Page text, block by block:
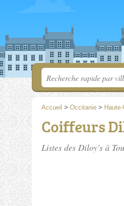
Accueil > Occitanie >
Coiffeurs
Listes des Diloy's à